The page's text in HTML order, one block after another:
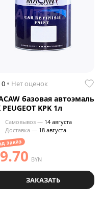
0 Нет оценок
базовая автоэмаль
PEUGEOT KPK 1л
Самовывоз — 14 августа
Доставка — 18 августа
заказ
BYN
ЗАКАЗАТЬ